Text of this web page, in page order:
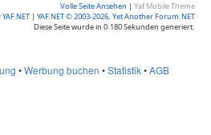
Volle Seite Ansehen | Yaf Mobile Theme
| YAF.NET © 2003-2026, Yet Another Forum.NET
Diese Seite wurde in 0.180 Sekunden generiert.
•Werbung buchen •Statistik•AGB